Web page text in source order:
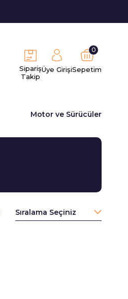
Sipariş
Takip
Üye GirişiSepetim
0
Motor ve Sürücüler